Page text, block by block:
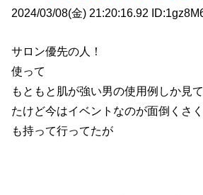
2024/03/08(金) 21:20:16.92
サロン優先の人！
使って
もともと肌が強い男の使用例しか見
たけど今はイベントなのが面倒くさ
も持って行ってたが